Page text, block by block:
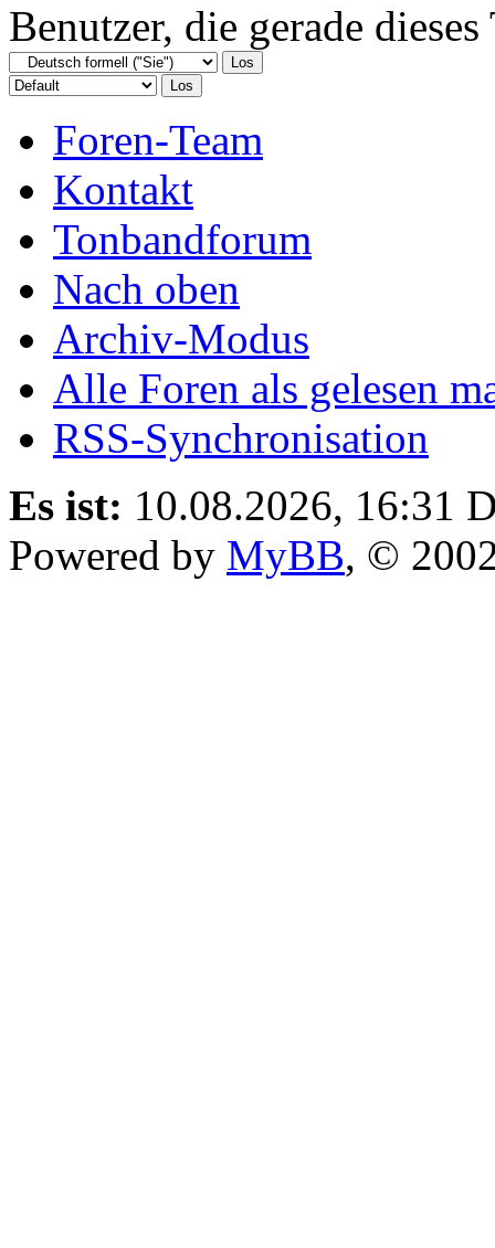
Benutzer, die gerade
Foren-Team
Kontakt
Tonbandforum
Nach oben
Archiv-Modus
Alle Foren als gelesen
RSS-Synchronisation
Es ist: 10.08.2026, 16:31
Powered by MyBB, ©